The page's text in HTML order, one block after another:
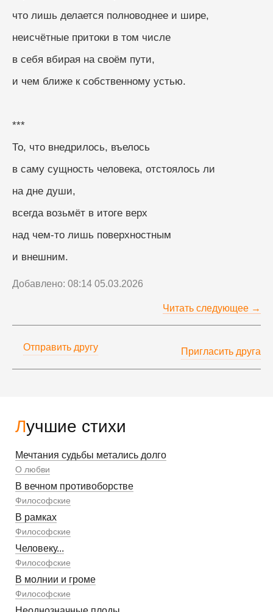
Лучшие стихи
Мечтания судьбы метались долго
О любви
В вечном противоборстве
Философские
В рамках
Философские
Человеку...
Философские
В молнии и громе
Философские
что лишь делается полноводнее и шире,
неисчётные притоки в том числе
в себя вбирая на своём пути,
и чем ближе к собственному устью.
***
То, что внедрилось, въелось
в саму сущность человека, отстоялось ли
на дне души,
всегда возьмёт в итоге верх
над чем-то лишь поверхностным
и внешним.
Добавлено: 08:14 05.03.2026
Читать следующее →
Отправить другу Пригласить друга